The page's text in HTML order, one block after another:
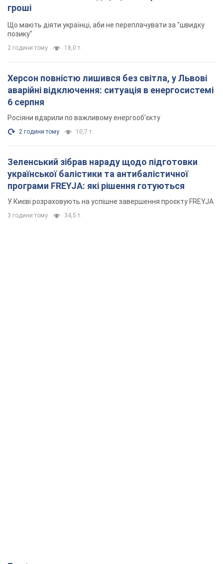
гроші
Що мають діяти українці, аби не переплачувати за "швидку
позику"
2 години тому 18,0 т.
Херсон повністю лишився без світла, у Львові
аварійні відключення: ситуація в енергосистемі
6 серпня
Росіяни вдарили по важливому енергооб'єкту
2 години тому 10,7 т.
Зеленський зібрав нараду щодо підготовки
української балістики та антибалістичної
програми FREYJA: які рішення готуються
У Києві розраховують на успішне завершення проєкту FREYJA
3 години тому 34,5 т.